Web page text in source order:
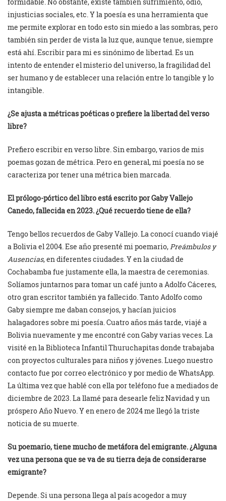
injusticias sociales, etc. Y la poesía es una herramienta que
me permite explorar en todo esto sin miedo a las sombras, pero
también sin perder de vista la luz que, aunque tenue, siempre
está ahí. Escribir para mi es sinónimo de libertad. Es un
intento de entender el misterio del universo, la fragilidad del
ser humano y de establecer una relación entre lo tangible y lo
intangible.
¿Se ajusta a métricas poéticas o prefiere la libertad del verso
libre?
Prefiero escribir en verso libre. Sin embargo, varios de mis
poemas gozan de métrica. Pero en general, mi poesía no se
caracteriza por tener una métrica bien marcada.
El prólogo-pórtico del libro está escrito por Gaby Vallejo
Canedo, fallecida en 2023. ¿Qué recuerdo tiene de ella?
Tengo bellos recuerdos de Gaby Vallejo. La conocí cuando viajé
a Bolivia el 2004. Ese año presenté mi poemario,Preámbulos y
Ausencias, en diferentes ciudades. Y en la ciudad de
Cochabamba fue justamente ella, la maestra de ceremonias.
Solíamos juntarnos para tomar un café junto a Adolfo Cáceres,
otro gran escritor también ya fallecido. Tanto Adolfo como
Gaby siempre me daban consejos, y hacían juicios
halagadores sobre mi poesía. Cuatro años más tarde, viajé a
Bolivia nuevamente y me encontré con Gaby varias veces. La
visité en la Biblioteca Infantil Thuruchapitas donde trabajaba
con proyectos culturales para niños y jóvenes. Luego nuestro
contacto fue por correo electrónico y por medio de WhatsApp.
La última vez que hablé con ella por teléfono fue a mediados de
diciembre de 2023. La llamé para desearle feliz Navidad y un
próspero Año Nuevo. Y en enero de 2024 me llegó la triste
noticia de su muerte.
Su poemario, tiene mucho de metáfora del emigrante. ¿Alguna
vez una persona que se va de su tierra deja de considerarse
emigrante?
Depende. Si una persona llega al país acogedor a muy